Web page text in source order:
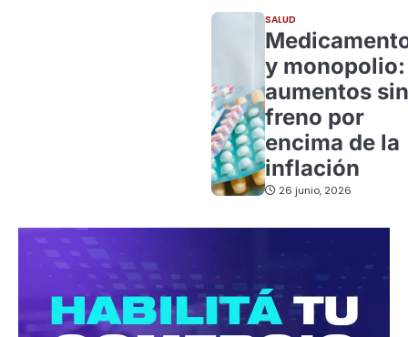
SALUD
y monopolio:
aumentos sin
freno por
encima de la
inflación
26 junio, 2026